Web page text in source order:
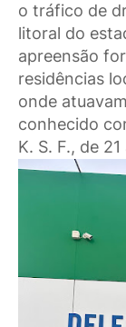
o tráfico de
litoral do
apreensão
residências
onde
conhecido
K. S. F., de